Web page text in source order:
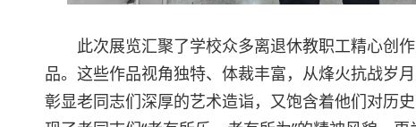
此次展览汇聚了学校众多离退休教职工精心创
品。这些作品视角独特、体裁丰富，从烽火抗战岁
彰显老同志们深厚的艺术造诣，又饱含着他们对历